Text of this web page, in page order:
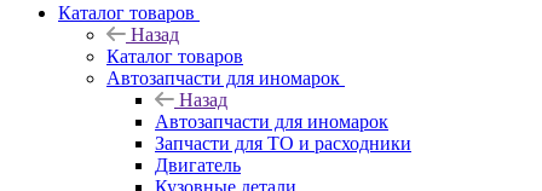
Каталог товаров
Назад
Каталог товаров
Автозапчасти для иномарок
Назад
Автозапчасти для иномарок
Запчасти для ТО и расходники
Двигатель
Кузовные детали